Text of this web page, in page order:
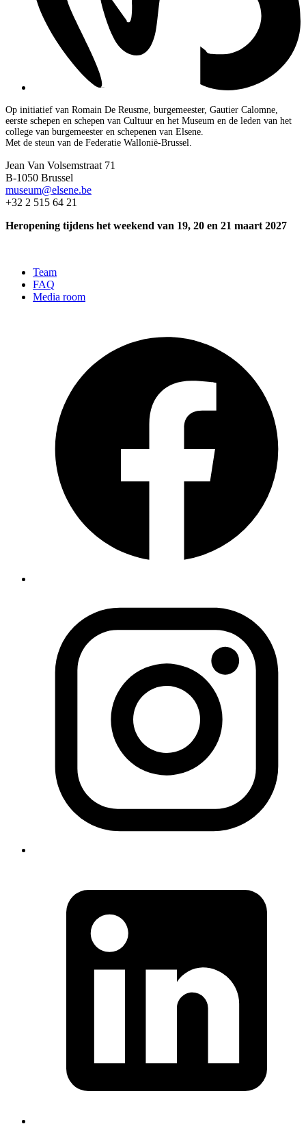
Op initiatief van Romain De Reusme, burgemeester, Gautier Calomne,
eerste schepen en schepen van Cultuur en het Museum en de leden van het
college van burgemeester en schepenen van Elsene.
Met de steun van de Federatie Wallonië-Brussel.
Jean Van Volsemstraat 71
B-1050 Brussel
museum@elsene.be
+32 2 515 64 21
Heropening tijdens het weekend van 19, 20 en 21 maart 2027
Team
FAQ
Media room